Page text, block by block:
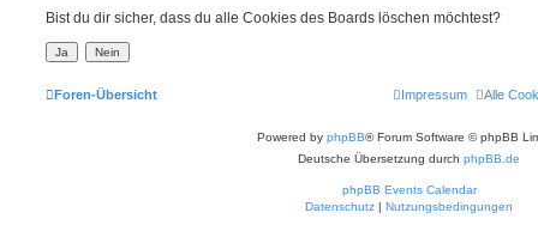
Bist du dir sicher, dass du alle Cookies des Boards löschen möchtest?
Foren-Übersicht Alle
Impressum
Powered by phpBB® Forum Software © phpBB
Deutsche Übersetzung durch phpBB.de
phpBB Events Calendar
Datenschutz | Nutzungsbedingungen